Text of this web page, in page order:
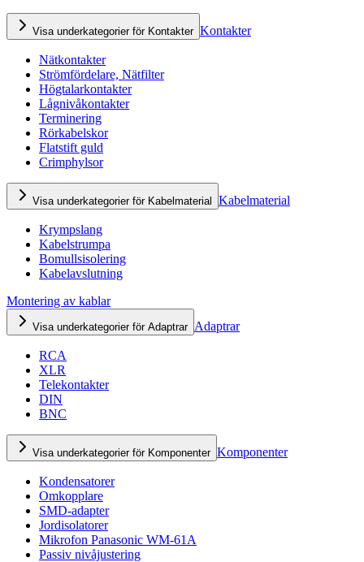
Visa underkategorier för Kontakter Kontakter
Nätkontakter
Strömfördelare, Nätfilter
Högtalarkontakter
Lågnivåkontakter
Terminering
Rörkabelskor
Flatstift guld
Crimphylsor
Visa underkategorier för Kabelmaterial Kabelmaterial
Krympslang
Kabelstrumpa
Bomullsisolering
Kabelavslutning
Montering av kablar
Visa underkategorier för Adaptrar Adaptrar
RCA
XLR
Telekontakter
DIN
BNC
Visa underkategorier för Komponenter Komponenter
Kondensatorer
Omkopplare
SMD-adapter
Jordisolatorer
Mikrofon Panasonic WM-61A
Passiv nivåjustering